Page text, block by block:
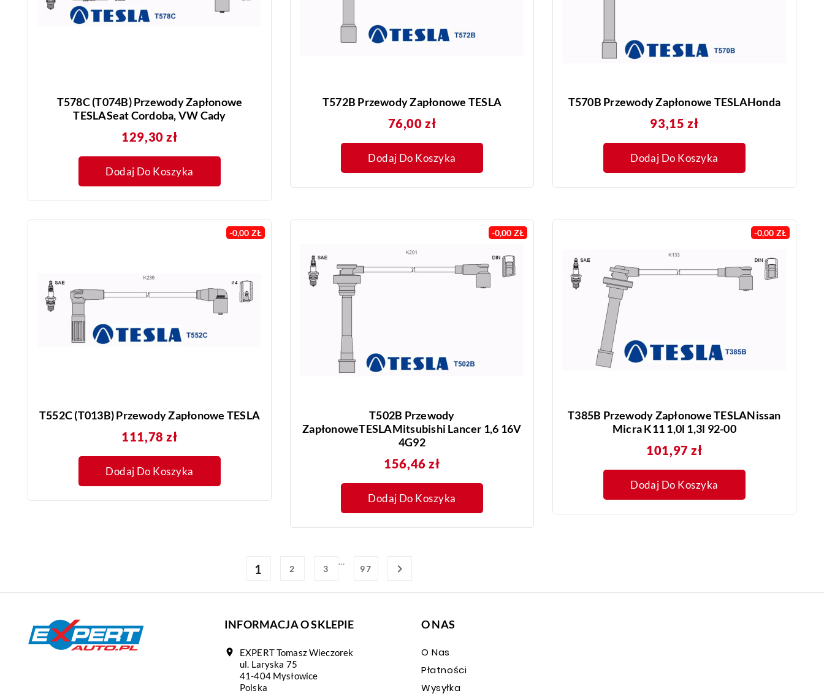
T578C (T074B) Przewody Zapłonowe
TESLASeat Cordoba, VW Cady
129,30 złCena
Dodaj Do Koszyka
T572B Przewody Zapłonowe TESLA
76,00 złCena
Dodaj Do Koszyka
T570B Przewody Zapłonowe TESLAHonda
93,15 złCena
Dodaj Do Koszyka
-0,00 ZŁ
T552C (T013B) Przewody Zapłonowe TESLA
111,78 złCena
Dodaj Do Koszyka
-0,00 ZŁ
T502B Przewody
ZapłonoweTESLAMitsubishi Lancer 1,6 16V
4G92
156,46 złCena
Dodaj Do Koszyka
-0,00 ZŁ
T385B Przewody Zapłonowe TESLANissan
Micra K11 1,0l 1,3l 92-00
101,97 złCena
Dodaj Do Koszyka
1 2 3
…
97 
INFORMACJA O SKLEPIE
location_on
EXPERT Tomasz Wieczorek
ul. Laryska 75
41-404 Mysłowice
Polska
O NAS
O Nas
Płatności
Wysyłka